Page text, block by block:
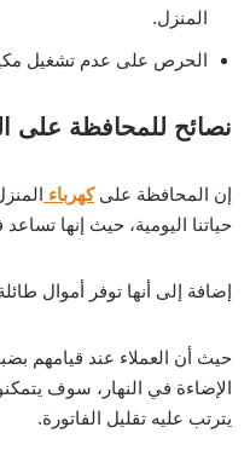
المنزل.
الحرص على عدم تشغيل
نصائح للمحافظة على
إن المحافظة علىكهرباء
حياتنا اليومية، حيث إنها
إضافة إلى أنها توفر أموال
حيث أن العملاء عند قيامهم
الإضاءة في النهار، سوف
يترتب عليه تقليل الفاتورة.